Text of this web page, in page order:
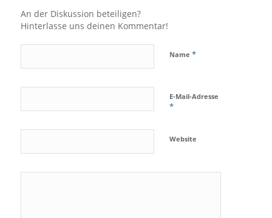
An der Diskussion beteiligen?
Hinterlasse uns deinen Kommentar!
Name *
E-Mail-Adresse
*
Website